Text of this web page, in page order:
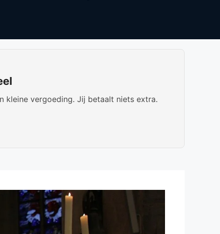
kleine vergoeding. Jij betaalt niets extra.